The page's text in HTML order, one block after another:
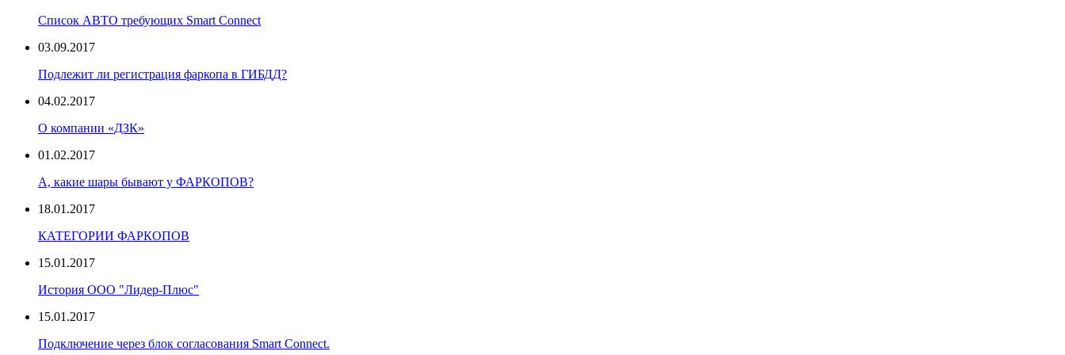
Список АВТО требующих Smart Connect
03.09.2017
Подлежит ли регистрация фаркопа в ГИБДД?
04.02.2017
О компании «ДЗК»
01.02.2017
А, какие шары бывают у ФАРКОПОВ?
18.01.2017
КАТЕГОРИИ ФАРКОПОВ
15.01.2017
История ООО "Лидер-Плюс"
15.01.2017
Подключение через блок согласования Smart Connect.